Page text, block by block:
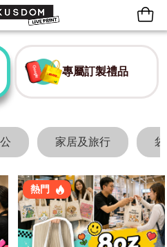
專屬訂製禮品
家居及旅行
熱門